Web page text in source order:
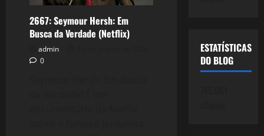
2667: Seymour Hersh: Em
Busca da Verdade (Netflix)
admin
0
ESTATÍSTICAS
DO BLOG